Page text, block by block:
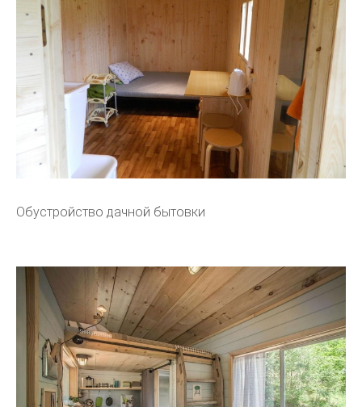
Обустройство дачной бытовки